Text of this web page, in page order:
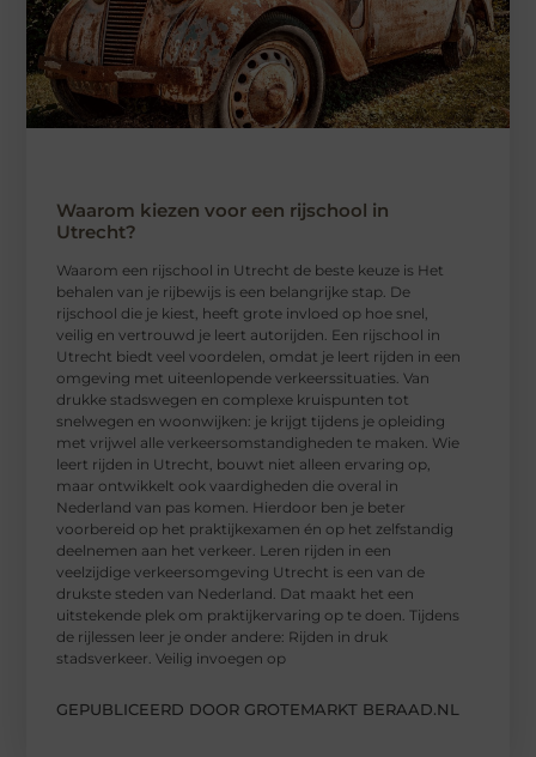
Waarom kiezen voor een rijschool in
Utrecht?
Waarom een ​​rijschool in Utrecht de beste keuze is Het
behalen van je rijbewijs is een belangrijke stap. De
rijschool die je kiest, heeft grote invloed op hoe snel,
veilig en vertrouwd je leert autorijden. Een rijschool in
Utrecht biedt veel voordelen, omdat je leert rijden in een
omgeving met uiteenlopende verkeerssituaties. Van
drukke stadswegen en complexe kruispunten tot
snelwegen en woonwijken: je krijgt tijdens je opleiding
met vrijwel alle verkeersomstandigheden te maken. Wie
leert rijden in Utrecht, bouwt niet alleen ervaring op,
maar ontwikkelt ook vaardigheden die overal in
Nederland van pas komen. Hierdoor ben je beter
voorbereid op het praktijkexamen én op het zelfstandig
deelnemen aan het verkeer. Leren rijden in een
veelzijdige verkeersomgeving Utrecht is een van de
drukste steden van Nederland. Dat maakt het een
uitstekende plek om praktijkervaring op te doen. Tijdens
de rijlessen leer je onder andere: Rijden in druk
stadsverkeer. Veilig invoegen op
GEPUBLICEERD DOOR GROTEMARKT BERAAD.NL